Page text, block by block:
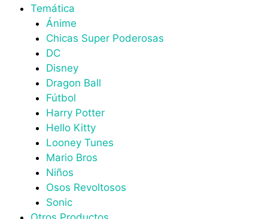
Temática
Ánime
Chicas Super Poderosas
DC
Disney
Dragon Ball
Fútbol
Harry Potter
Hello Kitty
Looney Tunes
Mario Bros
Niños
Osos Revoltosos
Sonic